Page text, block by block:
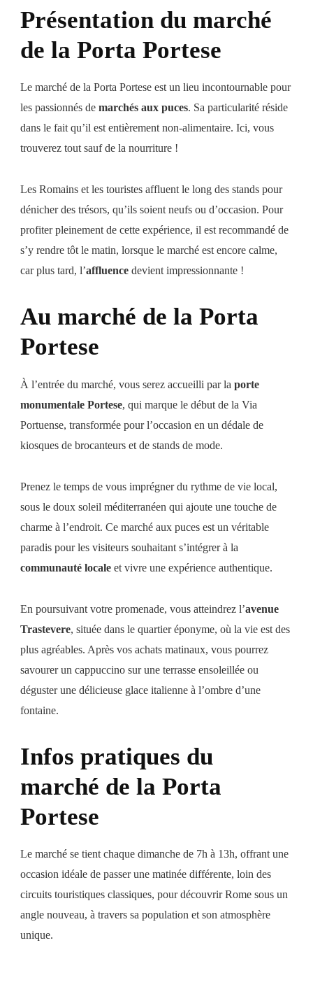
Présentation du marché
de la Porta Portese
Le marché de la Porta Portese est un lieu incontournable pour
les passionnés de marchés aux puces. Sa particularité réside
dans le fait qu’il est entièrement non-alimentaire. Ici, vous
trouverez tout sauf de la nourriture !
Les Romains et les touristes affluent le long des stands pour
dénicher des trésors, qu’ils soient neufs ou d’occasion. Pour
profiter pleinement de cette expérience, il est recommandé de
s’y rendre tôt le matin, lorsque le marché est encore calme,
car plus tard, l’affluence devient impressionnante !
Au marché de la Porta
Portese
À l’entrée du marché, vous serez accueilli par la porte
monumentale Portese, qui marque le début de la Via
Portuense, transformée pour l’occasion en un dédale de
kiosques de brocanteurs et de stands de mode.
Prenez le temps de vous imprégner du rythme de vie local,
sous le doux soleil méditerranéen qui ajoute une touche de
charme à l’endroit. Ce marché aux puces est un véritable
paradis pour les visiteurs souhaitant s’intégrer à la
communauté locale et vivre une expérience authentique.
En poursuivant votre promenade, vous atteindrez l’avenue
Trastevere, située dans le quartier éponyme, où la vie est des
plus agréables. Après vos achats matinaux, vous pourrez
savourer un cappuccino sur une terrasse ensoleillée ou
déguster une délicieuse glace italienne à l’ombre d’une
fontaine.
Infos pratiques du
marché de la Porta
Portese
Le marché se tient chaque dimanche de 7h à 13h, offrant une
occasion idéale de passer une matinée différente, loin des
circuits touristiques classiques, pour découvrir Rome sous un
angle nouveau, à travers sa population et son atmosphère
unique.